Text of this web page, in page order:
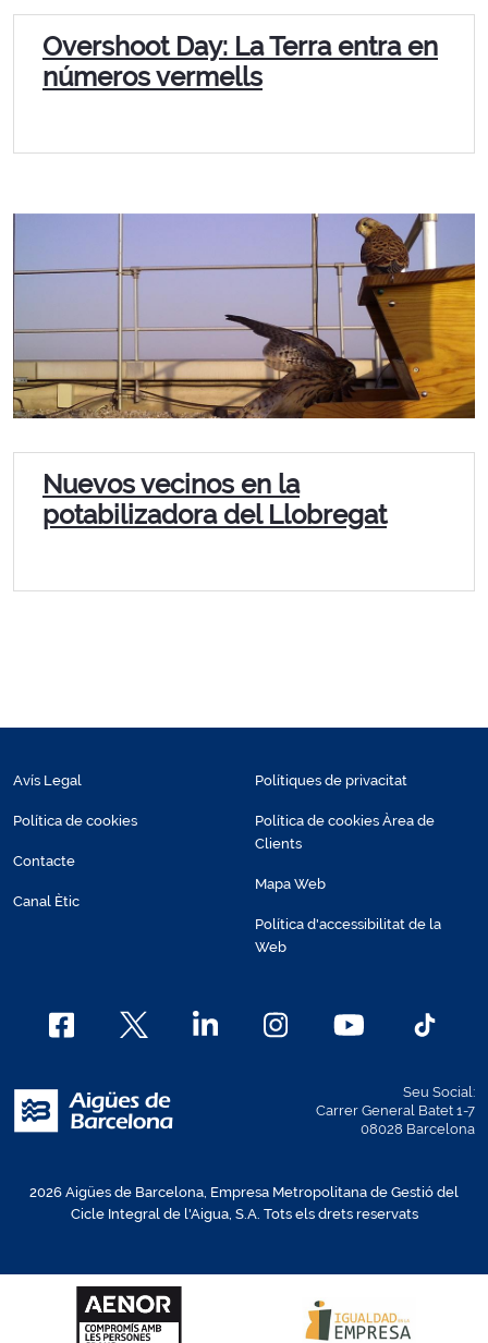
Overshoot Day: La Terra entra en
números vermells
Nuevos vecinos en la
potabilizadora del Llobregat
Avís Legal
Política de cookies
Contacte
Canal Ètic
Polítiques de privacitat
Política de cookies Àrea de
Clients
Mapa Web
Política d'accessibilitat de la
Web
Seu Social:
Carrer General Batet 1-7
08028 Barcelona
2026 Aigües de Barcelona, Empresa Metropolitana de Gestió del
Cicle Integral de l'Aigua, S.A. Tots els drets reservats